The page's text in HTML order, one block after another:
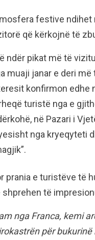
festive ndihet
që kërkojnë të
ndër pikat më të
muaji janar e deri
konfirmon edhe
turistë nga e
në Pazari i
nga kryeqyteti
prania e turistëve të
shprehen të
nga Franca, kemi
për